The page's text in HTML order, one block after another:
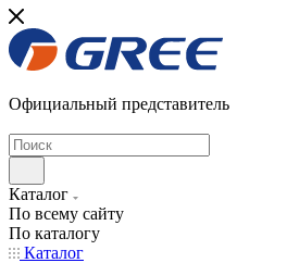
Официальный представитель
Каталог
По всему сайту
По каталогу
Каталог